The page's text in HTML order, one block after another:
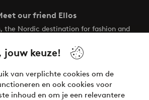
jouw keuze!
van verplichte cookies om de
en ook cookies voor
inhoud en om je een relevantere
our friend Ellos
the Nordic destination for fashion and
Your next inspiring look is here!